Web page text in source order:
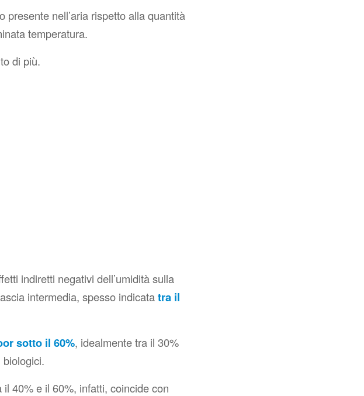
presente nell’aria rispetto alla quantità
temperatura.
di più.
indiretti negativi dell’umidità sulla
intermedia, spesso indicatatra il
sotto il 60%, idealmente tra il 30%
40% e il 60%, infatti, coincide con